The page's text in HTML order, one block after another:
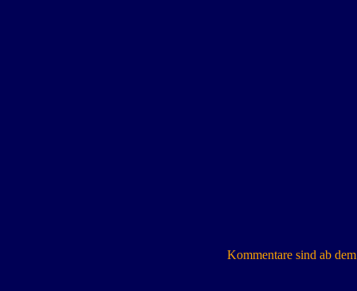
Kommentare sind ab